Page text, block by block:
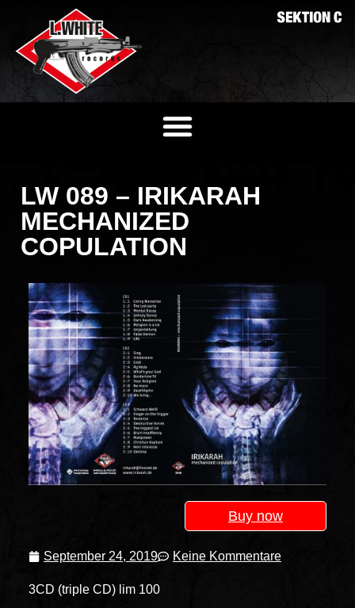
LW 089 – IRIKARAH
MECHANIZED
COPULATION
Buy now
September 24, 2019 Keine Kommentare
3CD (triple CD) lim 100